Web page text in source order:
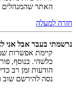
האתר שהמנהלים
חזרה למעלה
נרשמתי בעבר אבל אני
קיימת אפשרות
כלשהי. בנוסף,
הודעות זמן רב
נסה להירשם שוב